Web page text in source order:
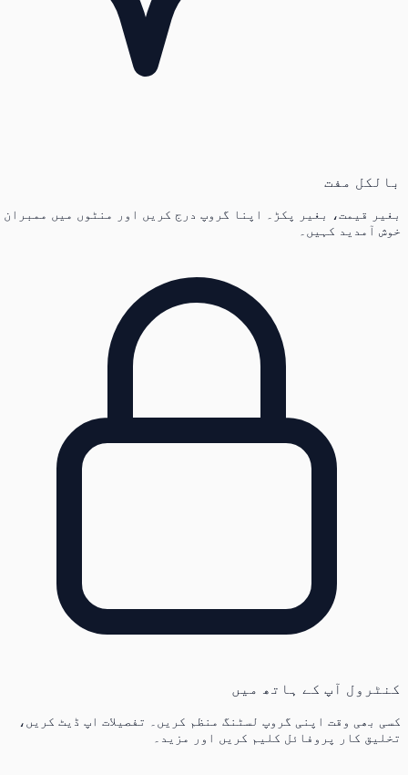
بالکل مفت
بغیر قیمت، بغیر پکڑ۔ اپنا گروپ درج کریں اور منٹوں میں ممبران
خوش آمدید کہیں۔
کنٹرول آپ کے ہاتھ میں
کسی بھی وقت اپنی گروپ لسٹنگ منظم کریں۔ تفصیلات اپ ڈیٹ کریں،
تخلیق کار پروفائل کلیم کریں اور مزید۔